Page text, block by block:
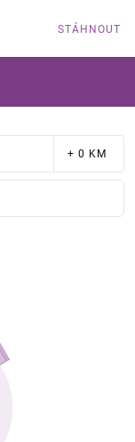
STÁHNOUT
+ 0 KM